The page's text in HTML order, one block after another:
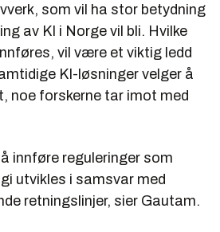
som vil ha stor betydning
av KI i Norge vil bli. Hvilke
vil være et viktig ledd
KI-løsninger velger å
noe forskerne tar imot med
innføre reguleringer som
utvikles i samsvar med
retningslinjer, sier Gautam.